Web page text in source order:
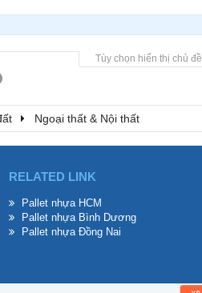
Tùy chọn hiển thị chủ đề
Ngoại thất & Nội thất
RELATED LINK
Pallet nhựa HCM
Pallet nhựa Bình Dương
Pallet nhựa Đồng Nai